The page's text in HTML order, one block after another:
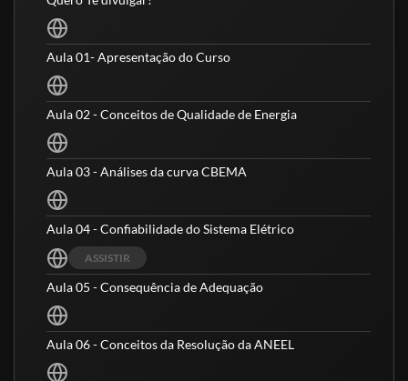
Para quem é destinado?
Destinado aos profissionais que trabalham com
instalações elétricas, para edificações de uso coletivo
e industrial, que desejam buscar capacitação ou
aperfeiçoamento no diagnóstico de efeitos nocivos às
Aula 01- Apresentação do Curso
Aula 02 - Conceitos de Qualidade de Energia
Aula 03 - Análises da curva CBEMA
Aula 04 - Confiabilidade do Sistema Elétrico
ASSISTIR
Aula 05 - Consequência de Adequação
Aula 06 - Conceitos da Resolução da ANEEL